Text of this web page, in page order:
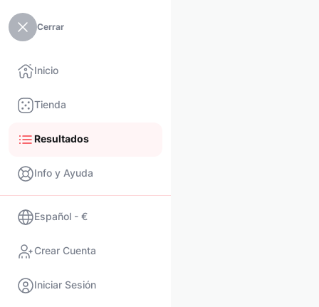
Cerrar
Inicio
Tienda
Resultados
Info y Ayuda
Español - €
Crear Cuenta
Iniciar Sesión